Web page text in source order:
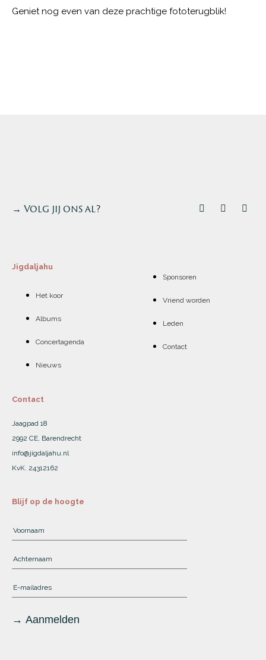
Geniet nog even van deze prachtige fototerugblik!
→ Volg jij ons al?
Jigdaljahu
Het koor
Albums
Concertagenda
Nieuws
Sponsoren
Vriend worden
Leden
Contact
Contact
Jaagpad 18
2992 CE, Barendrecht
info@jigdaljahu.nl
KvK. 24312162
Blijf op de hoogte